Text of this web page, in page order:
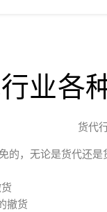
业各
货代
的，无论是货代还
撤货